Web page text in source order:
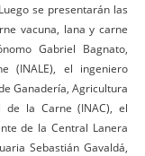
se presentarán las
vacuna, lana y carne
Gabriel Bagnato,
(INALE), el ingeniero
Ganadería, Agricultura
de la Carne (INAC), el
de la Central Lanera
Sebastián Gavaldá,